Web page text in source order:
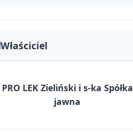
Właściciel
PRO LEK Zieliński i s-ka Spółka
jawna